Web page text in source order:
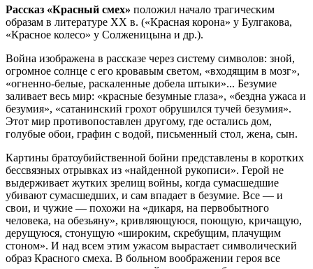
Рассказ «Красный смех» положил начало трагическим
образам в литературе XX в. («Красная корона» у Булгакова,
«Красное колесо» у Солженицына и др.).
Война изображена в рассказе через систему символов: зной,
огромное солнце с его кровавым светом, «входящим в мозг»,
«огненно-белые, раскаленные добела штыки»... Безумие
заливает весь мир: «красные безумные глаза», «бездна ужаса и
безумия», «сатанинский грохот обрушился тучей безумия».
Этот мир противопоставлен другому, где остались дом,
голубые обои, графин с водой, письменный стол, жена, сын.
Картины братоубийственной бойни представлены в коротких
бессвязных отрывках из «найденной рукописи». Герой не
выдерживает жутких зрелищ войны, когда сумасшедшие
убивают сумасшедших, и сам впадает в безумие. Все — и
свои, и чужие — похожи на «дикаря, на первобытного
человека, на обезьяну», кривляющуюся, поющую, кричащую,
дерущуюся, стонущую «широким, скребущим, плачущим
стоном». И над всем этим ужасом вырастает символический
образ Красного смеха. В больном воображении героя все